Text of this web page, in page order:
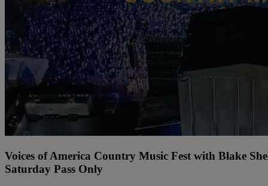
Voices of America Country Music Fest with Blake
Saturday Pass Only